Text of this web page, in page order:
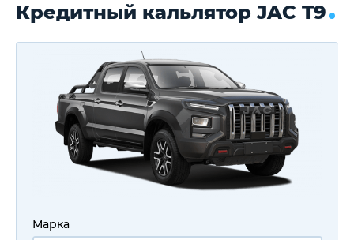
Кредитный кальлятор JAC T9
Марка